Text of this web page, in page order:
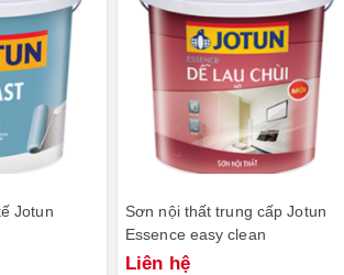
Jotun
Sơn nội thất trung cấp Jotun
Essence easy clean
Liên hệ